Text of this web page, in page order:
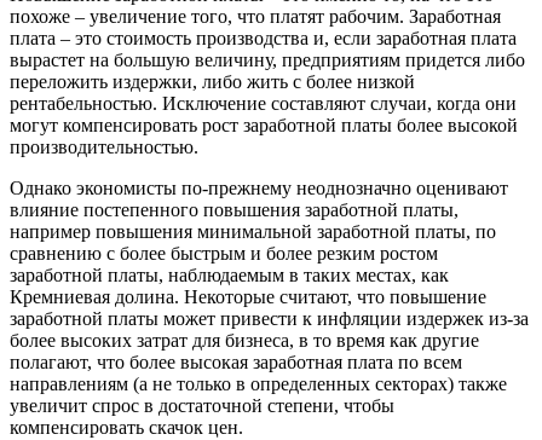
похоже – увеличение того, что платят рабочим. Заработная
плата – это стоимость производства и, если заработная плата
вырастет на большую величину, предприятиям придется либо
переложить издержки, либо жить с более низкой
рентабельностью. Исключение составляют случаи, когда они
могут компенсировать рост заработной платы более высокой
производительностью.
Однако экономисты по-прежнему неоднозначно оценивают
влияние постепенного повышения заработной платы,
например повышения минимальной заработной платы, по
сравнению с более быстрым и более резким ростом
заработной платы, наблюдаемым в таких местах, как
Кремниевая долина. Некоторые считают, что повышение
заработной платы может привести к инфляции издержек из-за
более высоких затрат для бизнеса, в то время как другие
полагают, что более высокая заработная плата по всем
направлениям (а не только в определенных секторах) также
увеличит спрос в достаточной степени, чтобы
компенсировать скачок цен.